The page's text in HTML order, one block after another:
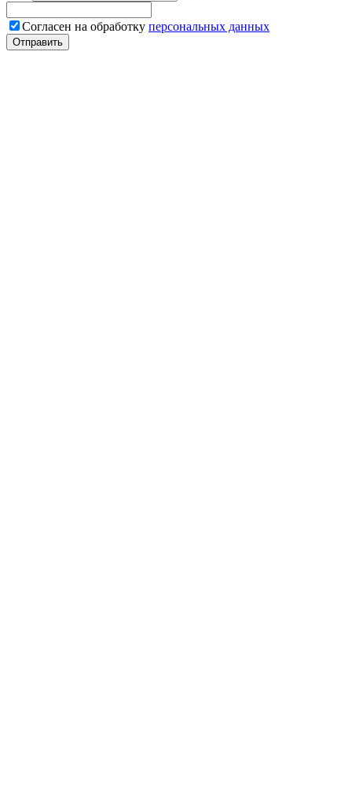
Согласен на обработку персональных данных